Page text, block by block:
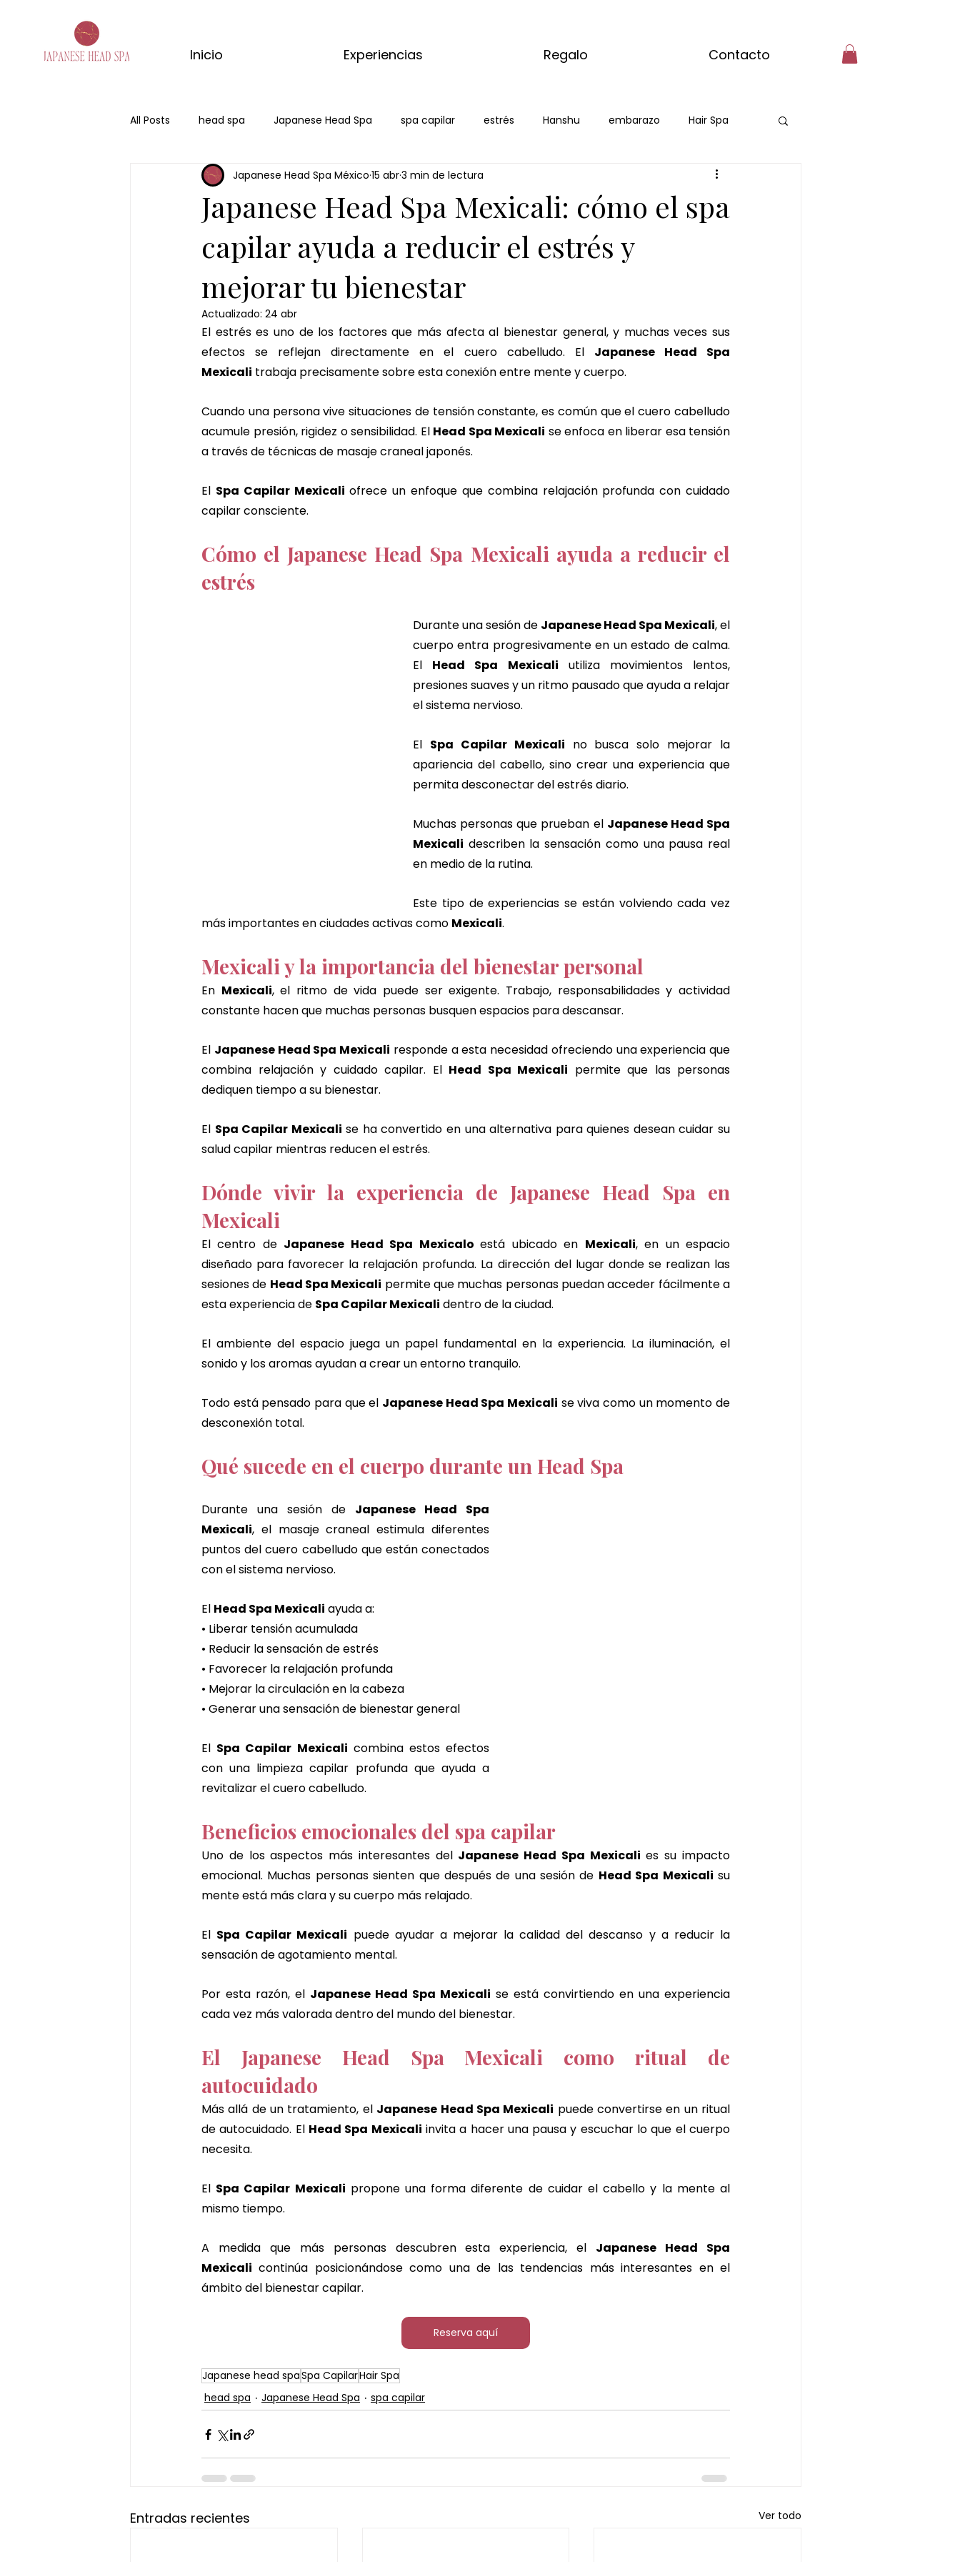
Inicio Experiencias Regalo Contacto
All Posts head spa Japanese Head Spa spa capilar estrés Hanshu embarazo Hair Spa
san valentin regalo Mexicali
Japanese Head Spa Mexicali: cómo el spa
capilar ayuda a reducir el estrés y
mejorar tu bienestar
Japanese Head Spa México 15 abr3 min de lectura
Actualizado: 24 abr
El estrés es uno de los factores que más afecta al bienestar general, y muchas veces sus
efectos se reflejan directamente en el cuero cabelludo. El Japanese Head Spa
Mexicali trabaja precisamente sobre esta conexión entre mente y cuerpo.
Cuando una persona vive situaciones de tensión constante, es común que el cuero cabelludo
acumule presión, rigidez o sensibilidad. El Head Spa Mexicali se enfoca en liberar esa tensión
a través de técnicas de masaje craneal japonés.
El Spa Capilar Mexicali ofrece un enfoque que combina relajación profunda con cuidado
capilar consciente.
Cómo el Japanese Head Spa Mexicali ayuda a reducir el
estrés
Durante una sesión de Japanese Head Spa Mexicali, el
cuerpo entra progresivamente en un estado de calma.
El Head Spa Mexicali utiliza movimientos lentos,
presiones suaves y un ritmo pausado que ayuda a relajar
el sistema nervioso.
El Spa Capilar Mexicali no busca solo mejorar la
apariencia del cabello, sino crear una experiencia que
permita desconectar del estrés diario.
Muchas personas que prueban el Japanese Head Spa
Mexicali describen la sensación como una pausa real
en medio de la rutina.
Este tipo de experiencias se están volviendo cada vez
más importantes en ciudades activas como Mexicali.
Mexicali y la importancia del bienestar personal
En Mexicali, el ritmo de vida puede ser exigente. Trabajo, responsabilidades y actividad
constante hacen que muchas personas busquen espacios para descansar.
El Japanese Head Spa Mexicali responde a esta necesidad ofreciendo una experiencia que
combina relajación y cuidado capilar. El Head Spa Mexicali permite que las personas
dediquen tiempo a su bienestar.
El Spa Capilar Mexicali se ha convertido en una alternativa para quienes desean cuidar su
salud capilar mientras reducen el estrés.
Dónde vivir la experiencia de Japanese Head Spa en
Mexicali
El centro de Japanese Head Spa Mexicalo está ubicado en Mexicali, en un espacio
diseñado para favorecer la relajación profunda. La dirección del lugar donde se realizan las
sesiones de Head Spa Mexicali permite que muchas personas puedan acceder fácilmente a
esta experiencia de Spa Capilar Mexicali dentro de la ciudad.
El ambiente del espacio juega un papel fundamental en la experiencia. La iluminación, el
sonido y los aromas ayudan a crear un entorno tranquilo.
Todo está pensado para que el Japanese Head Spa Mexicali se viva como un momento de
desconexión total.
Qué sucede en el cuerpo durante un Head Spa
Durante una sesión de Japanese Head Spa
Mexicali, el masaje craneal estimula diferentes
puntos del cuero cabelludo que están conectados
con el sistema nervioso.
El Head Spa Mexicali ayuda a:
• Liberar tensión acumulada
• Reducir la sensación de estrés
• Favorecer la relajación profunda
• Mejorar la circulación en la cabeza
• Generar una sensación de bienestar general
El Spa Capilar Mexicali combina estos efectos
con una limpieza capilar profunda que ayuda a
revitalizar el cuero cabelludo.
Beneficios emocionales del spa capilar
Uno de los aspectos más interesantes del Japanese Head Spa Mexicali es su impacto
emocional. Muchas personas sienten que después de una sesión de Head Spa Mexicali su
mente está más clara y su cuerpo más relajado.
El Spa Capilar Mexicali puede ayudar a mejorar la calidad del descanso y a reducir la
sensación de agotamiento mental.
Por esta razón, el Japanese Head Spa Mexicali se está convirtiendo en una experiencia
cada vez más valorada dentro del mundo del bienestar.
El Japanese Head Spa Mexicali como ritual de
autocuidado
Más allá de un tratamiento, el Japanese Head Spa Mexicali puede convertirse en un ritual
de autocuidado. El Head Spa Mexicali invita a hacer una pausa y escuchar lo que el cuerpo
necesita.
El Spa Capilar Mexicali propone una forma diferente de cuidar el cabello y la mente al
mismo tiempo.
A medida que más personas descubren esta experiencia, el Japanese Head Spa
Mexicali continúa posicionándose como una de las tendencias más interesantes en el
ámbito del bienestar capilar.
Reserva aquí
Japanese head spaSpa CapilarHair Spa
head spa
Japanese Head Spa spa capilar
Entradas recientes Ver todo